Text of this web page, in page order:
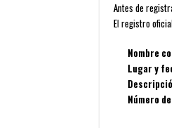
Antes de
El registro
Nombre
Lugar y
Número